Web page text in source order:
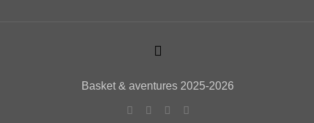
Basket & aventures 2025-2026